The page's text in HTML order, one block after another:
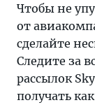
Чтобы не
от
сделайте
Следите за
рассылок
получать